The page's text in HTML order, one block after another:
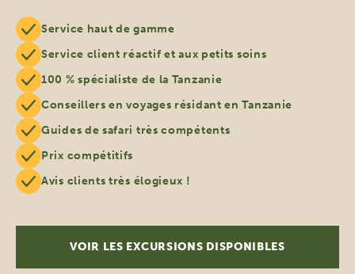
Service haut de gamme
Service client réactif et aux petits soins
100 % spécialiste de la Tanzanie
Conseillers en voyages résidant en Tanzanie
Guides de safari très compétents
Prix compétitifs
Avis clients très élogieux !
VOIR LES EXCURSIONS DISPONIBLES